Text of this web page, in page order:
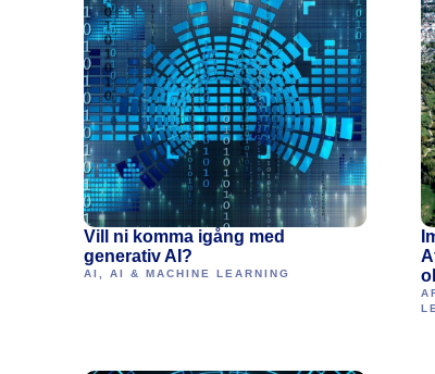
Vill ni komma igång med
generativ AI?
AI ,AI & MACHINE LEARNING